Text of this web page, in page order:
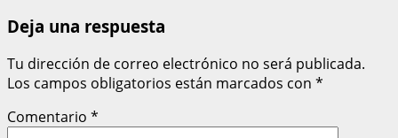
Deja una respuesta
Tu dirección de correo electrónico no será publicada.
Los campos obligatorios están marcados con *
Comentario *